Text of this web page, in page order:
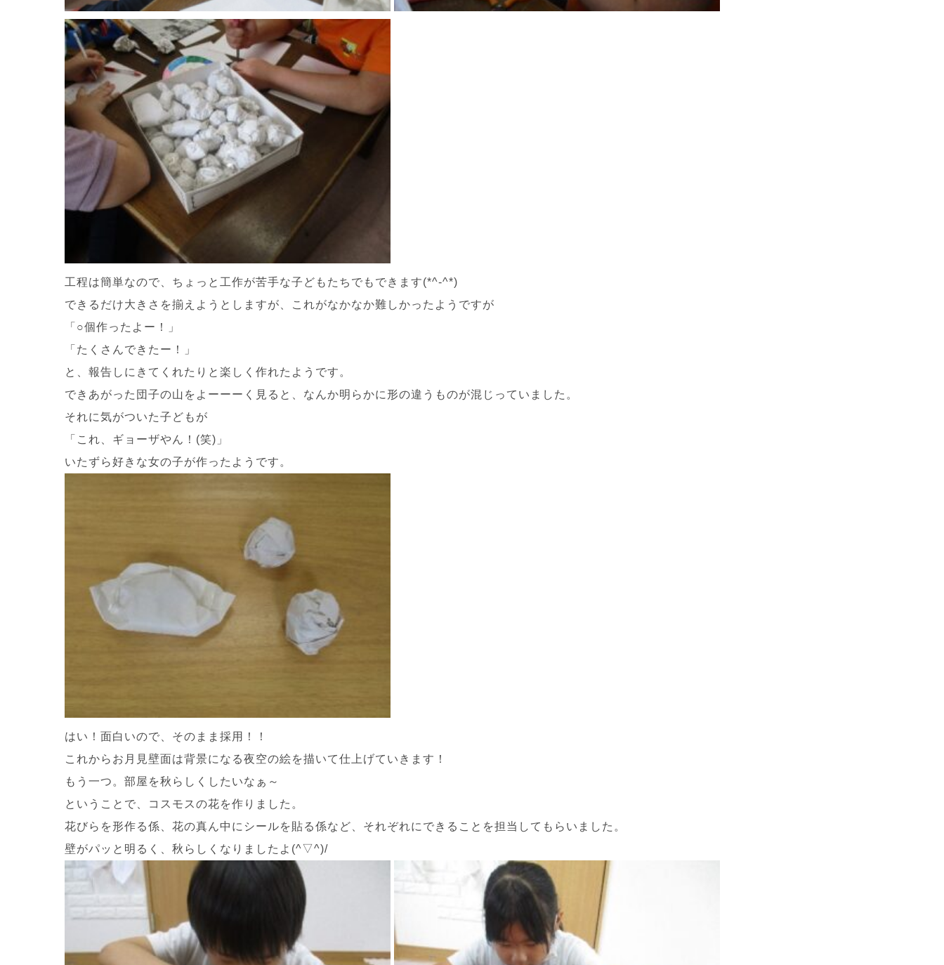
工程は簡単なので、ちょっと工作が苦手な子どもたちでもできます(*^-^*)
できるだけ大きさを揃えようとしますが、これがなかなか難しかったようですが
「○個作ったよー！」
「たくさんできたー！」
と、報告しにきてくれたりと楽しく作れたようです。
できあがった団子の山をよーーーく見ると、なんか明らかに形の違うものが混じっていました。
それに気がついた子どもが
「これ、ギョーザやん！(笑)」
いたずら好きな女の子が作ったようです。
はい！面白いので、そのまま採用！！
これからお月見壁面は背景になる夜空の絵を描いて仕上げていきます！
もう一つ。部屋を秋らしくしたいなぁ～
ということで、コスモスの花を作りました。
花びらを形作る係、花の真ん中にシールを貼る係など、それぞれにできることを担当してもらいました。
壁がパッと明るく、秋らしくなりましたよ(^▽^)/